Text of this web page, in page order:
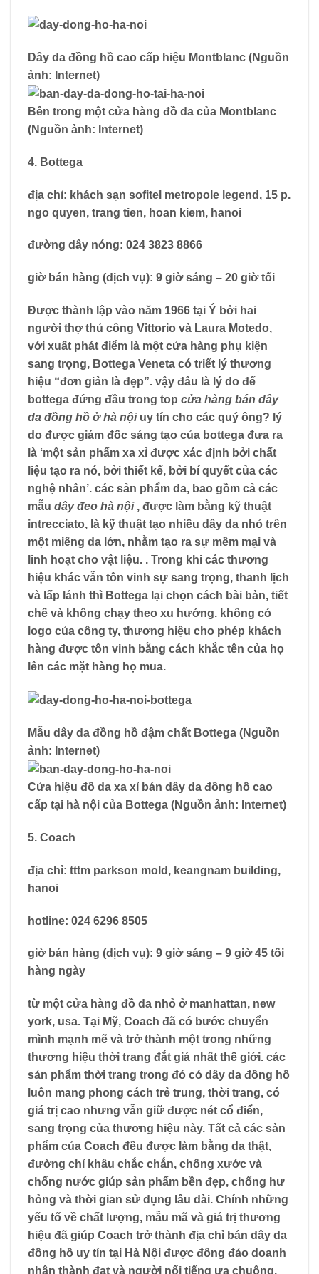
Dây da đồng hồ cao cấp hiệu Montblanc (Nguồn
ảnh: Internet)
Bên trong một cửa hàng đồ da của Montblanc
(Nguồn ảnh: Internet)
4. Bottega
địa chỉ: khách sạn sofitel metropole legend, 15 p.
ngo quyen, trang tien, hoan kiem, hanoi
đường dây nóng: 024 3823 8866
giờ bán hàng (dịch vụ): 9 giờ sáng – 20 giờ tối
Được thành lập vào năm 1966 tại Ý bởi hai
người thợ thủ công Vittorio và Laura Motedo,
với xuất phát điểm là một cửa hàng phụ kiện
sang trọng, Bottega Veneta có triết lý thương
hiệu “đơn giản là đẹp”. vậy đâu là lý do để
bottega đứng đầu trong top cửa hàng bán dây
da đồng hồ ở hà nội uy tín cho các quý ông? lý
do được giám đốc sáng tạo của bottega đưa ra
là ‘một sản phẩm xa xỉ được xác định bởi chất
liệu tạo ra nó, bởi thiết kế, bởi bí quyết của các
nghệ nhân’. các sản phẩm da, bao gồm cả các
mẫu dây đeo hà nội , được làm bằng kỹ thuật
intrecciato, là kỹ thuật tạo nhiều dây da nhỏ trên
một miếng da lớn, nhằm tạo ra sự mềm mại và
linh hoạt cho vật liệu. . Trong khi các thương
hiệu khác vẫn tôn vinh sự sang trọng, thanh lịch
và lấp lánh thì Bottega lại chọn cách bài bản, tiết
chế và không chạy theo xu hướng. không có
logo của công ty, thương hiệu cho phép khách
hàng được tôn vinh bằng cách khắc tên của họ
lên các mặt hàng họ mua.
Mẫu dây da đồng hồ đậm chất Bottega (Nguồn
ảnh: Internet)
Cửa hiệu đồ da xa xỉ bán dây da đồng hồ cao
cấp tại hà nội của Bottega (Nguồn ảnh: Internet)
5. Coach
địa chỉ: tttm parkson mold, keangnam building,
hanoi
hotline: 024 6296 8505
giờ bán hàng (dịch vụ): 9 giờ sáng – 9 giờ 45 tối
hàng ngày
từ một cửa hàng đồ da nhỏ ở manhattan, new
york, usa. Tại Mỹ, Coach đã có bước chuyển
mình mạnh mẽ và trở thành một trong những
thương hiệu thời trang đắt giá nhất thế giới. các
sản phẩm thời trang trong đó có dây da đồng hồ
luôn mang phong cách trẻ trung, thời trang, có
giá trị cao nhưng vẫn giữ được nét cổ điển,
sang trọng của thương hiệu này. Tất cả các sản
phẩm của Coach đều được làm bằng da thật,
đường chỉ khâu chắc chắn, chống xước và
chống nước giúp sản phẩm bền đẹp, chống hư
hỏng và thời gian sử dụng lâu dài. Chính những
yếu tố về chất lượng, mẫu mã và giá trị thương
hiệu đã giúp Coach trở thành địa chỉ bán dây da
đồng hồ uy tín tại Hà Nội được đông đảo doanh
nhân thành đạt và người nổi tiếng ưa chuộng.